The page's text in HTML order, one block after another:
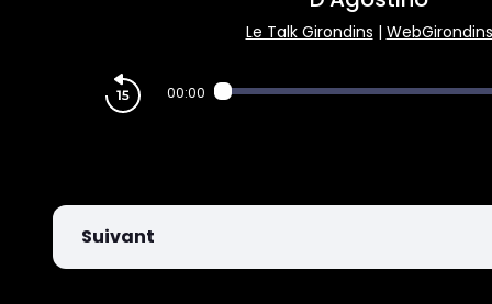
Le Talk Girondins | WebGirondins
00:00
Suivant